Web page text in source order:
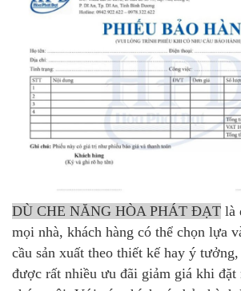
DÙ CHE NĂNG HÒA PHÁT ĐẠT là
mọi nhà, khách hàng có thể chọn lựa
cầu sản xuất theo thiết kế hay ý
được rất nhiều ưu đãi giảm giá khi đặt